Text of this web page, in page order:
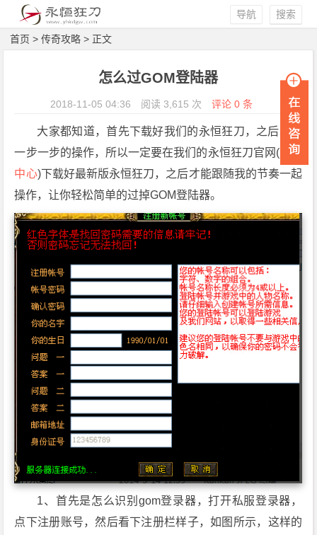
搜索
导航
首页 >传奇攻略 > 正文
怎么过GOM登陆器
2018-11-05 04:36 阅读 3,615 次 评论 0 条
大家都知道，首先下载好我们的永恒狂刀，之后才能
一步一步的操作，所以一定要在我们的永恒狂刀官网(下载
中心)下载好最新版永恒狂刀，之后才能跟随我的节奏一起
操作，让你轻松简单的过掉GOM登陆器。
1、首先是怎么识别gom登录器，打开私服登录器，
点下注册账号，然后看下注册栏样子，如图所示，这样的